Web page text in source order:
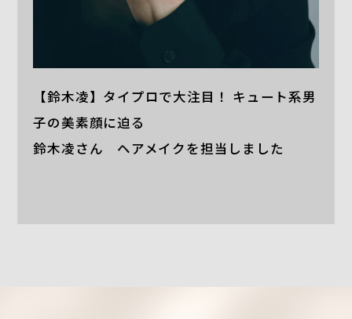
【鈴木凌】タイプロで大注目！ キュート系男
子の美素顔に迫る
鈴木凌さん ヘアメイクを担当しました